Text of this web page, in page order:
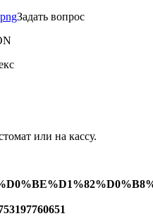
Задать вопрос
или на кассу.